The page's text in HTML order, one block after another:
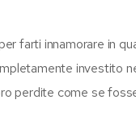
farti innamorare in
investito
perdite come se